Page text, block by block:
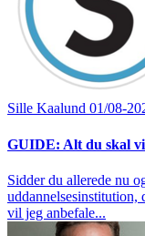
Sille Kaalund 01/08-
GUIDE: Alt du skal
Sidder du allerede nu
uddannelsesinstitution,
vil jeg anbefale...